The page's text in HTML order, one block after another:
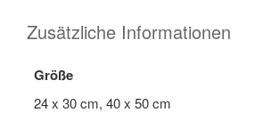
Zusätzliche Informationen
Größe
24 x 30 cm, 40 x 50 cm